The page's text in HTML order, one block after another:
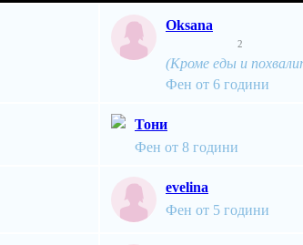
Oksana
2
(Кроме еды и
Фен от 6 години
Тони
Фен от 8 години
evelina
Фен от 5 години